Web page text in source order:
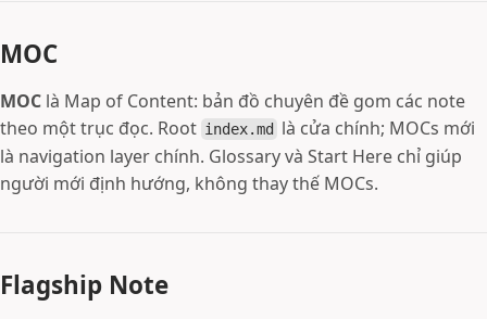
MOC
MOC là Map of Content: bản đồ chuyên đề gom các note
theo một trục đọc. Root index.md
là cửa chính; MOCs mới
là navigation layer chính. Glossary và Start Here chỉ giúp
người mới định hướng, không thay thế MOCs.
Flagship Note